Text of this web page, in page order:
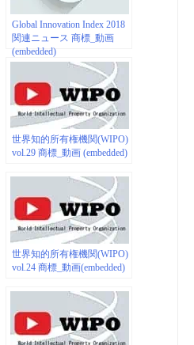
Global Innovation Index 2018
関連ニュース 商標_動画
(embedded)
世界知的所有権機関(WIPO)
vol.29 商標_動画 (embedded)
世界知的所有権機関(WIPO)
vol.24 商標_動画(embedded)